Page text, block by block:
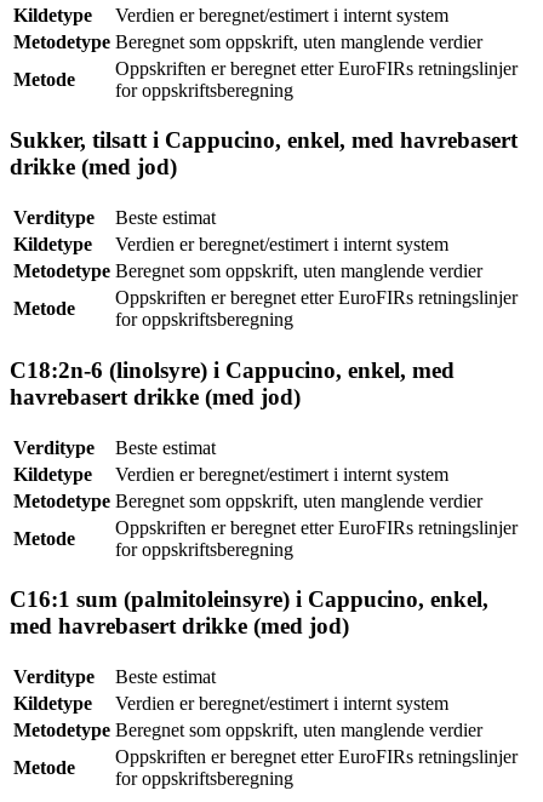
Kildetype
Verdien er beregnet/estimert i internt system
Metodetype Beregnet som oppskrift, uten manglende verdier
Metode
Oppskriften er beregnet etter EuroFIRs retningslinjer
for oppskriftsberegning
Sukker, tilsatt i Cappucino, enkel, med havrebasert
drikke (med jod)
Verditype
Beste estimat
Kildetype
Verdien er beregnet/estimert i internt system
Metodetype Beregnet som oppskrift, uten manglende verdier
Metode
Oppskriften er beregnet etter EuroFIRs retningslinjer
for oppskriftsberegning
C18:2n-6 (linolsyre) i Cappucino, enkel, med
havrebasert drikke (med jod)
Verditype
Beste estimat
Kildetype
Verdien er beregnet/estimert i internt system
Metodetype Beregnet som oppskrift, uten manglende verdier
Metode
Oppskriften er beregnet etter EuroFIRs retningslinjer
for oppskriftsberegning
C16:1 sum (palmitoleinsyre) i Cappucino, enkel,
med havrebasert drikke (med jod)
Verditype
Beste estimat
Kildetype
Verdien er beregnet/estimert i internt system
Metodetype Beregnet som oppskrift, uten manglende verdier
Metode
Oppskriften er beregnet etter EuroFIRs retningslinjer
for oppskriftsberegning